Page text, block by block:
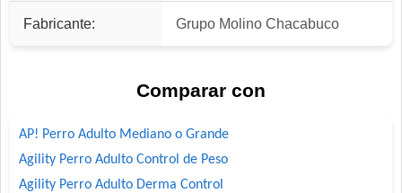
Fabricante: Grupo Molino Chacabuco
Comparar con
AP! Perro Adulto Mediano o Grande
Agility Perro Adulto Control de Peso
Agility Perro Adulto Derma Control